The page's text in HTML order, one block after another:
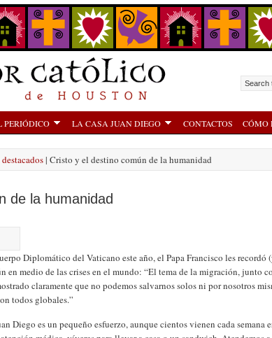
PERIÓDICO LA CASA JUAN DIEGO CONTACTOS CÓMO
| Cristo y el destino común de la humanidad
de la humanidad
Diplomático del Vaticano este año, el Papa Francisco les recordó
en medio de las crises en el mundo: “El tema de la migración, junto
claramente que no podemos salvarnos solos ni por nosotros
todos globales.”
Diego es un pequeño esfuerzo, aunque cientos vienen cada semana